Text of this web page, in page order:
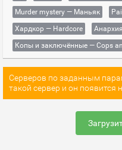
Murder mystery — Маньяк
Хардкор — Hardcore
Копы и заключённые — Cops
Серверов по заданным
такой сервер и он появится